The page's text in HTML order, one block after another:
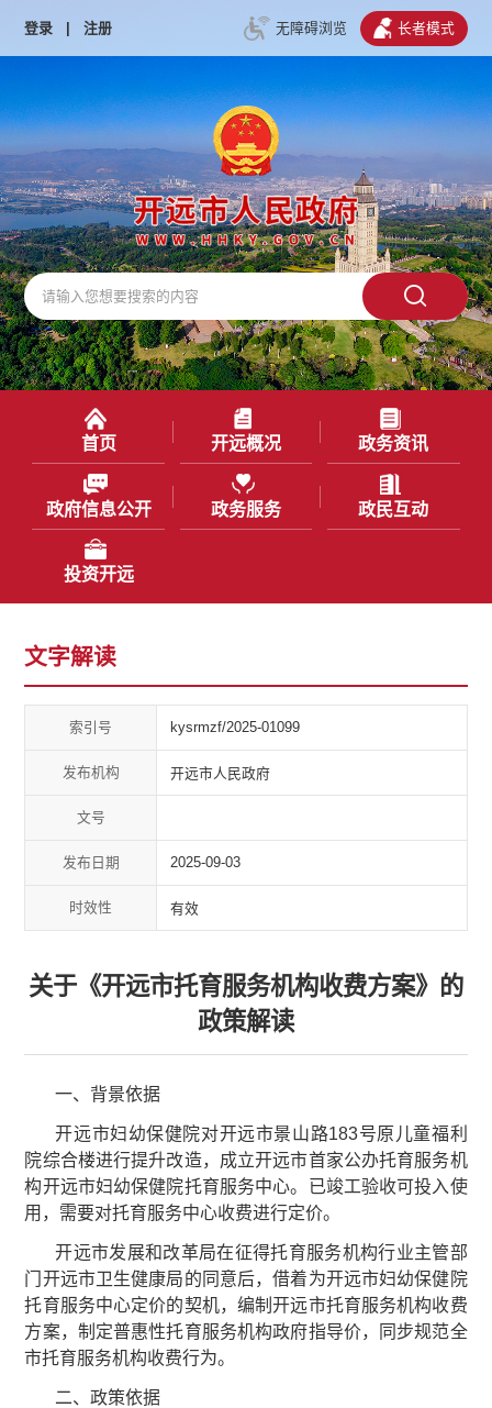
登录 | 注册 无障碍浏览 长者模式
首页 开远概况 政务资讯
政府信息公开 政务服务 政民互动
投资开远
文字解读
索引号 kysrmzf/2025-01099
发布机构 开远市人民政府
文号
发布日期 2025-09-03
时效性 有效
关于《开远市托育服务机构收费方案》的
政策解读
一、背景依据
开远市妇幼保健院对开远市景山路183号原儿童福利
院综合楼进行提升改造，成立开远市首家公办托育服务机
构开远市妇幼保健院托育服务中心。已竣工验收可投入使
用，需要对托育服务中心收费进行定价。
开远市发展和改革局在征得托育服务机构行业主管部
门开远市卫生健康局的同意后，借着为开远市妇幼保健院
托育服务中心定价的契机，编制开远市托育服务机构收费
方案，制定普惠性托育服务机构政府指导价，同步规范全
市托育服务机构收费行为。
二、政策依据